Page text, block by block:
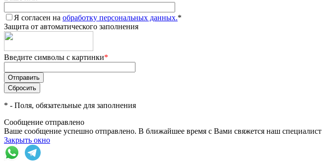
Я согласен на обработку персональных данных.*
Защита от автоматического заполнения
Введите символы с картинки*
* - Поля, обязательные для заполнения
Сообщение отправлено
Ваше сообщение успешно отправлено. В ближайшее время с Вами свяжется наш специалист
Закрыть окно